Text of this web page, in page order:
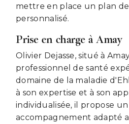
mettre en place un plan
personnalisé.
Prise en charge à Amay
Olivier Dejasse, situé à
professionnel de santé
domaine de la maladie
à son expertise et à son
individualisée, il propose un
accompagnement adapté